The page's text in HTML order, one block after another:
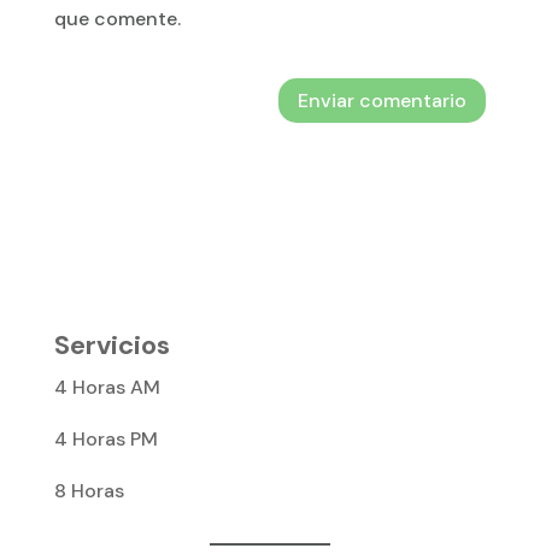
que comente.
Servicios
4 Horas AM
4 Horas PM
8 Horas